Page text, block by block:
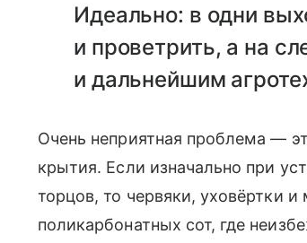
Идеально: в одни
и проветрить, а на
и дальнейшим
Очень неприятная проблема —
крытия. Если изначально при
торцов, то червяки, уховёрт­ки
поликарбонатных сот, где